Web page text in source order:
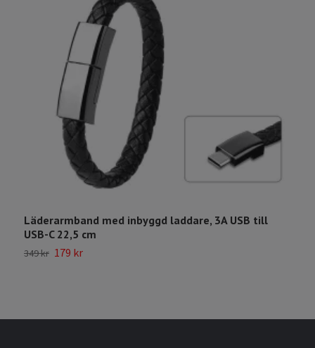
Läderarmband med inbyggd laddare, 3A USB till
USB-C 22,5 cm
349 kr 179 kr